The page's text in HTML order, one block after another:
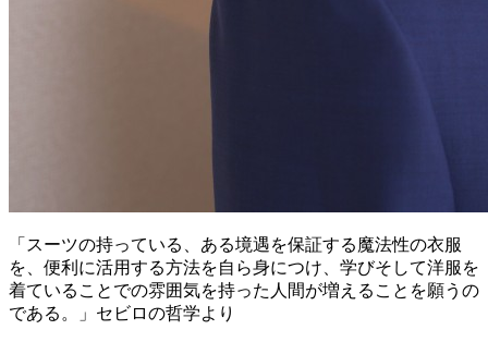
「スーツの持っている、ある境遇を保証する魔法性の衣服
を、便利に活用する方法を自ら身につけ、学びそして洋服を
着ていることでの雰囲気を持った人間が増えることを願うの
である。」セビロの哲学より